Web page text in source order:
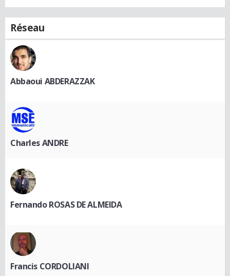
Réseau
Abbaoui ABDERAZZAK
Charles ANDRE
Fernando ROSAS DE ALMEIDA
Francis CORDOLIANI